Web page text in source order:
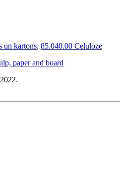
un kartons, 85.040.00 Celuloze
paper and board